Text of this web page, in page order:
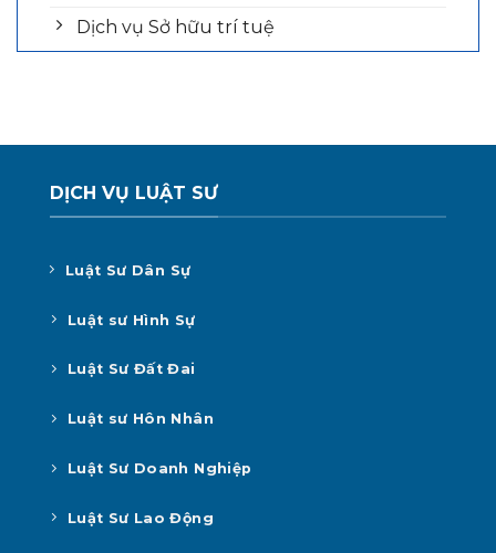
Dịch vụ Sở hữu trí tuệ
DỊCH VỤ LUẬT SƯ
Luật Sư Dân Sự
Luật sư Hình Sự
Luật Sư Đất Đai
Luật sư Hôn Nhân
Luật Sư Doanh Nghiệp
Luật Sư Lao Động